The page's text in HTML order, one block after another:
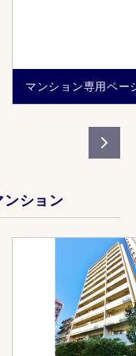
マンション専用ペー
ンション